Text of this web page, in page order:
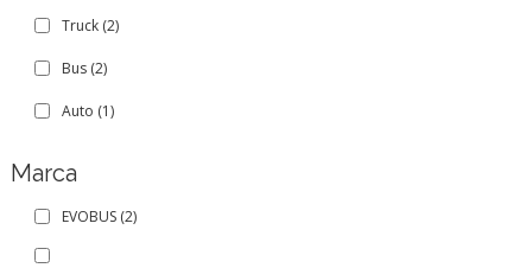
Truck (2)
Bus (2)
Auto (1)
Marca
EVOBUS (2)